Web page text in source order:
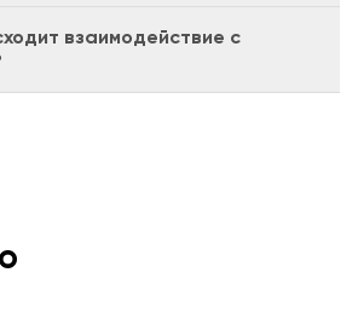
взаимодействие с